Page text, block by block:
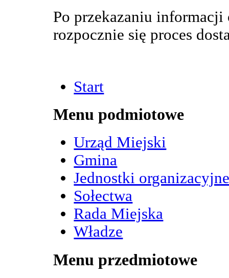
Po przekazaniu informacji
rozpocznie się proces
Start
Menu podmiotowe
Urząd Miejski
Gmina
Jednostki
Sołectwa
Rada Miejska
Władze
Menu przedmiotowe